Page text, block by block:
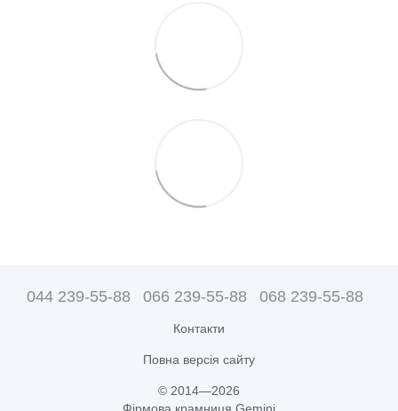
044 239-55-88 066 239-55-88 068 239-55-88
Контакти
Повна версія сайту
© 2014—2026